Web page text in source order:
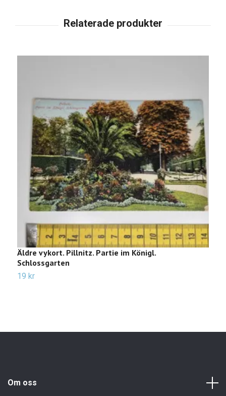
Äldre vykort. Pillnitz. Partie im Königl.
Schlossgarten
19 kr
Om oss